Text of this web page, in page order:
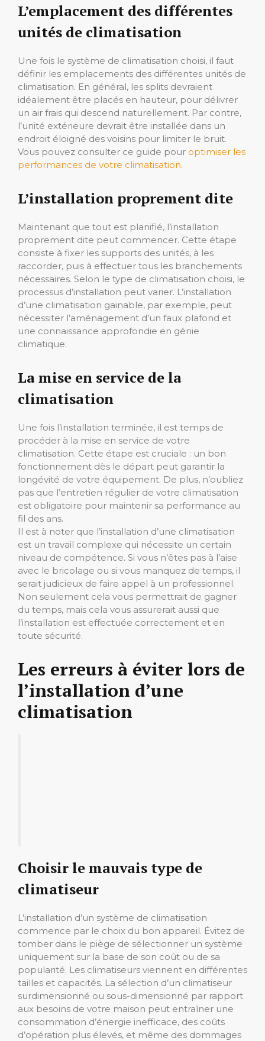
L’emplacement des différentes
unités de climatisation
Une fois le système de climatisation choisi, il faut
définir les emplacements des différentes unités de
climatisation. En général, les splits devraient
idéalement être placés en hauteur, pour délivrer
un air frais qui descend naturellement. Par contre,
l’unité extérieure devrait être installée dans un
endroit éloigné des voisins pour limiter le bruit.
Vous pouvez consulter ce guide pour optimiser les
performances de votre climatisation.
L’installation proprement dite
Maintenant que tout est planifié, l’installation
proprement dite peut commencer. Cette étape
consiste à fixer les supports des unités, à les
raccorder, puis à effectuer tous les branchements
nécessaires. Selon le type de climatisation choisi, le
processus d’installation peut varier. L’installation
d’une climatisation gainable, par exemple, peut
nécessiter l’aménagement d’un faux plafond et
une connaissance approfondie en génie
climatique.
La mise en service de la
climatisation
Une fois l’installation terminée, il est temps de
procéder à la mise en service de votre
climatisation. Cette étape est cruciale : un bon
fonctionnement dès le départ peut garantir la
longévité de votre équipement. De plus, n’oubliez
pas que l’entretien régulier de votre climatisation
est obligatoire pour maintenir sa performance au
fil des ans.
Il est à noter que l’installation d’une climatisation
est un travail complexe qui nécessite un certain
niveau de compétence. Si vous n’êtes pas à l’aise
avec le bricolage ou si vous manquez de temps, il
serait judicieux de faire appel à un professionnel.
Non seulement cela vous permettrait de gagner
du temps, mais cela vous assurerait aussi que
l’installation est effectuée correctement et en
toute sécurité.
Les erreurs à éviter lors de
l’installation d’une
climatisation
Choisir le mauvais type de
climatiseur
L’installation d’un système de climatisation
commence par le choix du bon appareil. Évitez de
tomber dans le piège de sélectionner un système
uniquement sur la base de son coût ou de sa
popularité. Les climatiseurs viennent en différentes
tailles et capacités. La sélection d’un climatiseur
surdimensionné ou sous-dimensionné par rapport
aux besoins de votre maison peut entraîner une
consommation d’énergie inefficace, des coûts
d’opération plus élevés, et même des dommages